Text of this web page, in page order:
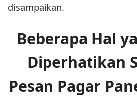
disampaikan.
Beberapa Hal
Diperhatikan
Pesan Pagar